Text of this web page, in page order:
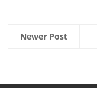
Newer Post